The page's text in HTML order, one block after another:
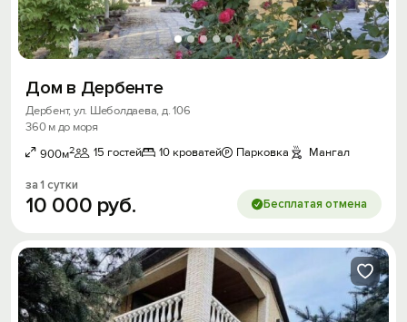
Дом в Дербенте
Дербент, ул. Шеболдаева, д. 106
360 м до моря
900м2 15 гостей 10 кроватей Парковка Мангал
за 1 сутки
10 000 руб. Бесплатая отмена